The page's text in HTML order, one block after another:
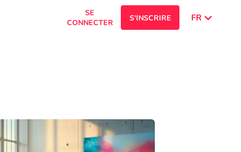
SE
CONNECTER
S'INSCRIRE FR